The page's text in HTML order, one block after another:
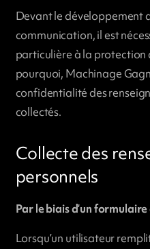
Devant le développement
communication, il est
particulière à la protection
pourquoi, Machinage
confidentialité des
collectés.
Collecte des
personnels
Par le biais d’un
Lorsqu’un utilisateur